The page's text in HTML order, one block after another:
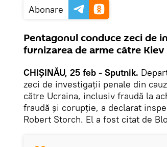
Abonare
Pentagonul conduce zeci de
furnizarea de arme către Kiev
CHIȘINĂU, 25 feb - Sputnik.
zeci de investigații penale din
către Ucraina, inclusiv fraudă la
fraudă și corupție, a declarat
Robert Storch. El a fost citat de